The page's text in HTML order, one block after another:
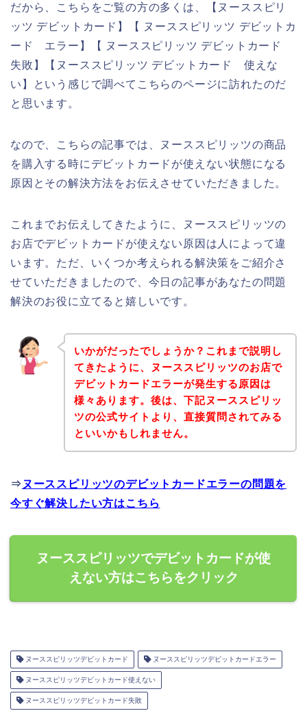
だから、こちらをご覧の方の多くは、【ヌーススピリ
ッツ デビットカード】【 ヌーススピリッツ デビットカ
ード エラー】【 ヌーススピリッツ デビットカード
失敗】【ヌーススピリッツ デビットカード 使えな
い】という感じで調べてこちらのページに訪れたのだ
と思います。
なので、こちらの記事では、ヌーススピリッツの商品
を購入する時にデビットカードが使えない状態になる
原因とその解決方法をお伝えさせていただきました。
これまでお伝えしてきたように、ヌーススピリッツの
お店でデビットカードが使えない原因は人によって違
います。ただ、いくつか考えられる解決策をご紹介さ
せていただきましたので、今日の記事があなたの問題
解決のお役に立てると嬉しいです。
いかがだったでしょうか？これまで説明し
てきたように、ヌーススピリッツのお店で
デビットカードエラーが発生する原因は
様々あります。後は、下記ヌーススピリッ
ツの公式サイトより、直接質問されてみる
といいかもしれません。
⇒ ヌーススピリッツのデビットカードエラーの問題を
今すぐ解決したい方はこちら
ヌーススピリッツでデビットカードが使
えない方はこちらをクリック
ヌーススピリッツデビットカード ヌーススピリッツデビットカードエラー
ヌーススピリッツデビットカード使えない
ヌーススピリッツデビットカード失敗